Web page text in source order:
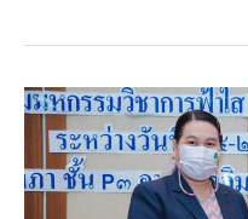
ผล
งาน
วิจัย
(Best
Practice)